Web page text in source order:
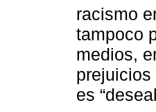
racismo
tampoco
medios,
es